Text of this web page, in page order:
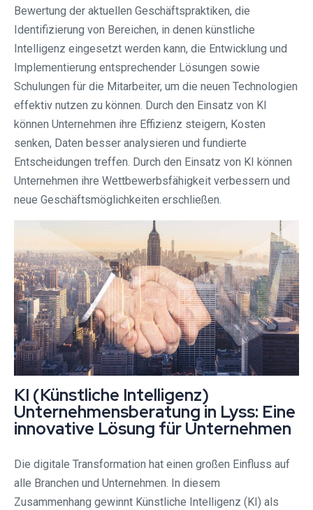
Bewertung der aktuellen Geschäftspraktiken, die
Identifizierung von Bereichen, in denen künstliche
Intelligenz eingesetzt werden kann, die Entwicklung und
Implementierung entsprechender Lösungen sowie
Schulungen für die Mitarbeiter, um die neuen Technologien
effektiv nutzen zu können. Durch den Einsatz von KI
können Unternehmen ihre Effizienz steigern, Kosten
senken, Daten besser analysieren und fundierte
Entscheidungen treffen. Durch den Einsatz von KI können
Unternehmen ihre Wettbewerbsfähigkeit verbessern und
neue Geschäftsmöglichkeiten erschließen.
KI (Künstliche Intelligenz)
Unternehmensberatung in Lyss: Eine
innovative Lösung für Unternehmen
Die digitale Transformation hat einen großen Einfluss auf
alle Branchen und Unternehmen. In diesem
Zusammenhang gewinnt Künstliche Intelligenz (KI) als